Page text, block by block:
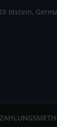
Idstein,